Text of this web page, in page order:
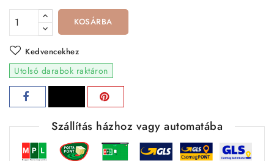
KOSÁRBA
Kedvencekhez
Utolsó darabok raktáron
Szállítás házhoz vagy automatába